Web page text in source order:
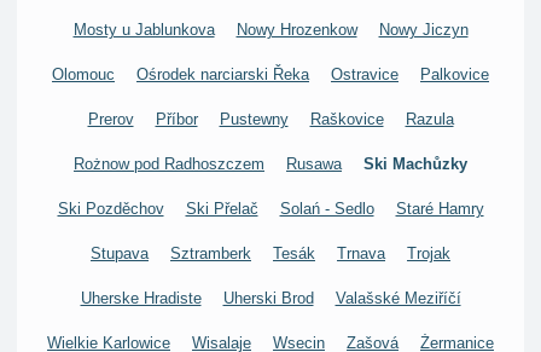
Mosty u Jablunkova Nowy Hrozenkow Nowy Jiczyn
Olomouc Ośrodek narciarski Řeka Ostravice Palkovice
Prerov Příbor Pustewny Raškovice Razula
Rożnow pod Radhoszczem Rusawa Ski Machůzky
Ski Pozděchov Ski Přelač Solań - Sedlo Staré Hamry
Stupava Sztramberk Tesák Trnava Trojak
Uherske Hradiste Uherski Brod Valašské Meziříčí
Wielkie Karlowice Wisalaje Wsecin Zašová Żermanice